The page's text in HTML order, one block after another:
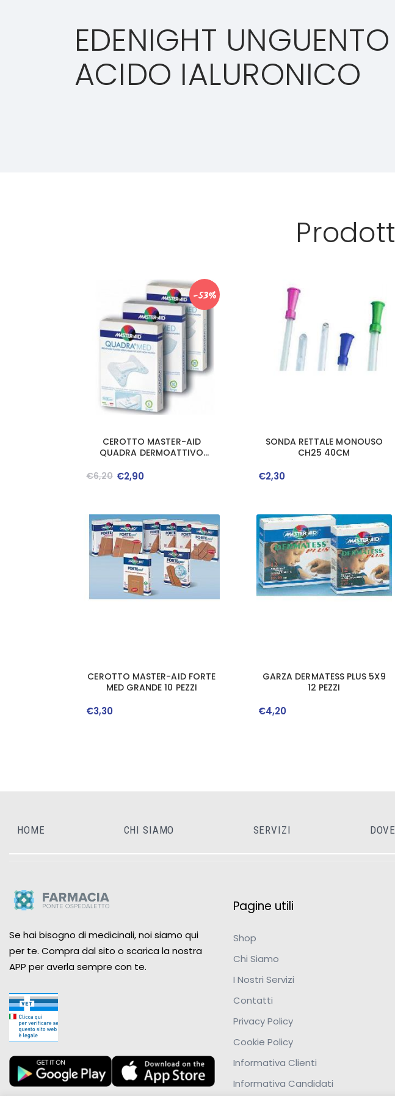
EDENIGHT
ACIDO IALURONICO
-53%
CEROTTO MASTER-AID
QUADRA DERMOATTIVO
€6,20 €2,90
SONDA RETTALE MONOUSO
CH25 40CM
€2,30
CEROTTO MASTER-AID FORTE
MED GRANDE 10 PEZZI
€3,30
GARZA DERMATESS PLUS 5X9
12 PEZZI
€4,20
HOME CHI SIAMO SERVIZI
Se hai bisogno di medicinali, noi siamo qui
per te. Compra dal sito o scarica la nostra
APP per averla sempre con te.
Pagine utili
Shop
Chi Siamo
I Nostri Servizi
Contatti
Privacy Policy
Cookie Policy
Informativa Clienti
Informativa Candidati